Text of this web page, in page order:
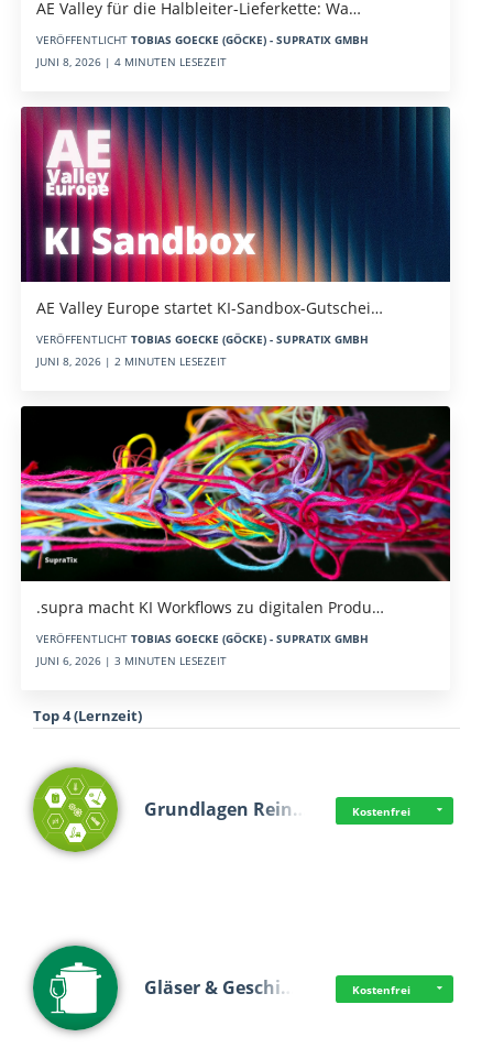
AE Valley für die Halbleiter-Lieferkette: Wa…
VERÖFFENTLICHT TOBIAS GOECKE (GÖCKE) - SUPRATIX GMBH
JUNI 8, 2026 | 4 MINUTEN LESEZEIT
AE Valley Europe startet KI-Sandbox-Gutschei…
VERÖFFENTLICHT TOBIAS GOECKE (GÖCKE) - SUPRATIX GMBH
JUNI 8, 2026 | 2 MINUTEN LESEZEIT
.supra macht KI Workflows zu digitalen Produ…
VERÖFFENTLICHT TOBIAS GOECKE (GÖCKE) - SUPRATIX GMBH
JUNI 6, 2026 | 3 MINUTEN LESEZEIT
Top 4 (Lernzeit)
Grundlagen Rein… Kostenfrei
Gläser & Geschi… Kostenfrei